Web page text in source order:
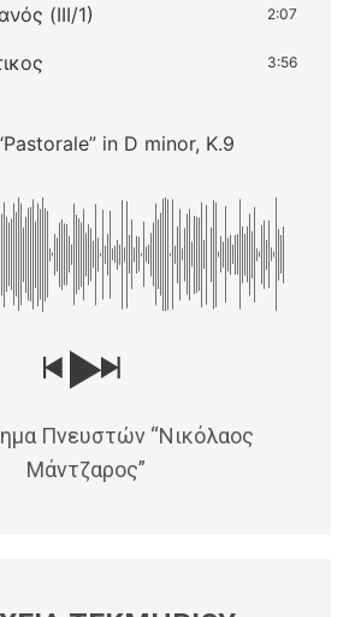
(ΙΙΙ/1) 2:07
3:56
in D minor, K.9
Πνευστών “Νικόλαος
Μάντζαρος”